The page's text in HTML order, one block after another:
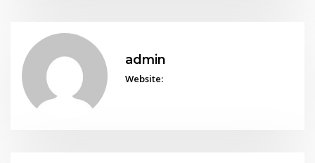
admin
Website: